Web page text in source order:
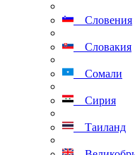
Словения
Словакия
Сомали
Сирия
Таиланд